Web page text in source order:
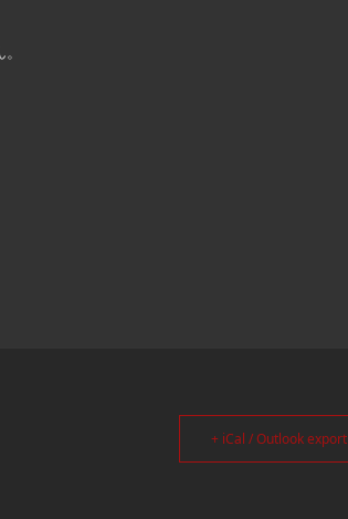
+ iCal / Outlook export